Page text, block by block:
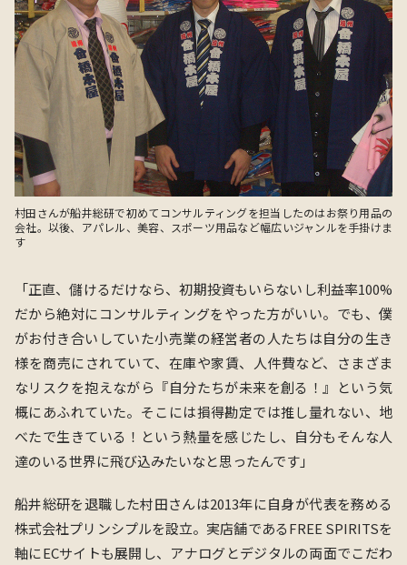
村田さんが船井総研で初めてコンサルティングを担当したのはお祭り用品の
会社。以後、アパレル、美容、スポーツ用品など幅広いジャンルを手掛けま
す
「正直、儲けるだけなら、初期投資もいらないし利益率100%
だから絶対にコンサルティングをやった方がいい。でも、僕
がお付き合いしていた小売業の経営者の人たちは自分の生き
様を商売にされていて、 在庫や家賃、人件費など、さまざま
なリスクを抱えながら『自分たちが未来を創る ！』という気
概にあふれていた。そこには損得勘定では推し量れない、地
べたで生きている！という熱量を感じたし、自分もそんな人
達のいる世界に飛び込みたいなと思ったんです」
船井総研を退職した村田さんは2013年に自身が代表を務める
株式会社プリンシプルを設立。実店舗であるFREE SPIRITSを
軸にECサイトも展開し、アナログとデジタルの両面でこだわ